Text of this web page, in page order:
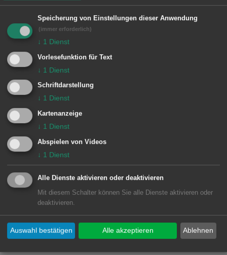
mitzuarbeiten.
Ein zwischenzeitlich eingeholtes
Fachgutachten bestä-tigt, dass das
Riesenrad am vorgesehenen Ort
aufgestellt werden kann.
Die Stadt und der Festbetreiber Georg
Löwenthal sind zuversichtlich, dass das
Frühlingsfest auch dieses Jahr
erfolgreich, und zwar mit Riesenrad,
stattfindet.
© Stadt Aalen, 22.04.2015
Speicherung von Einstellungen dieser Anwendung
(immer erforderlich)
↓ 1 Dienst
Vorlesefunktion für Text
↓ 1 Dienst
Schriftdarstellung
↓ 1 Dienst
Kartenanzeige
↓ 1 Dienst
Abspielen von Videos
↓ 1 Dienst
Alle Dienste aktivieren oder deaktivieren
Mit diesem Schalter können Sie alle Dienste aktivieren oder
deaktivieren.
Ablehnen
Auswahl bestätigen Alle akzeptieren